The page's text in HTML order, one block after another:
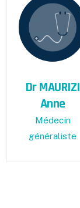
Dr MAURIZI
Anne
Médecin
généraliste